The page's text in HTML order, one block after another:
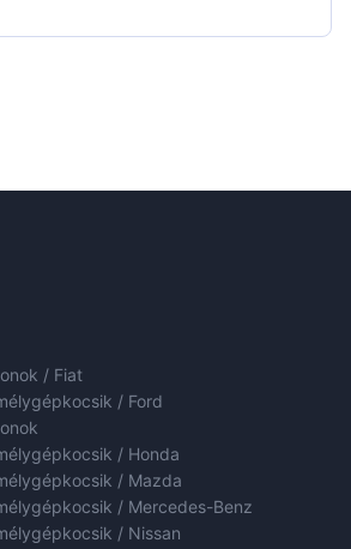
/ Fiat
/ Ford
/ Honda
/ Mazda
/ Mercedes-Benz
/ Nissan